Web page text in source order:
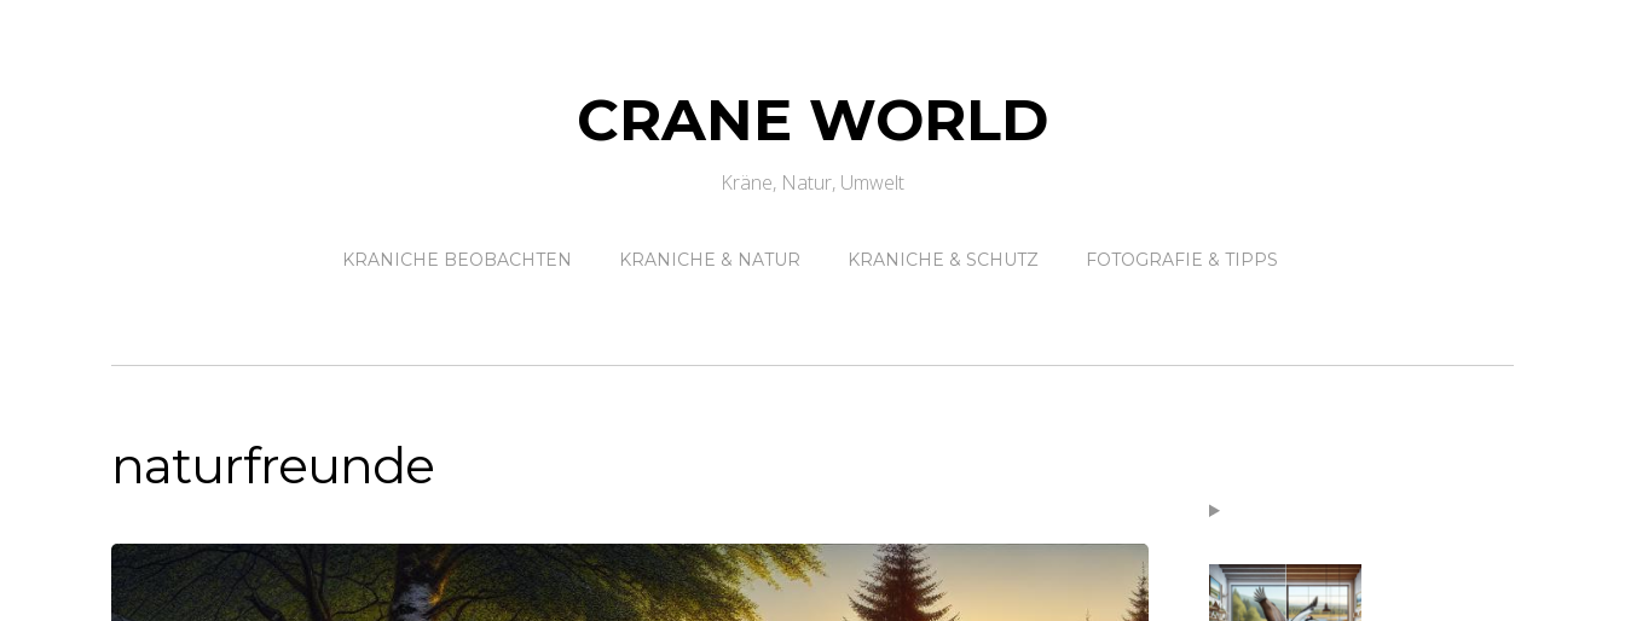
CRANE WORLD
Kräne, Natur, Umwelt
KRANICHE BEOBACHTEN KRANICHE & NATUR KRANICHE & SCHUTZ FOTOGRAFIE & TIPPS
naturfreunde